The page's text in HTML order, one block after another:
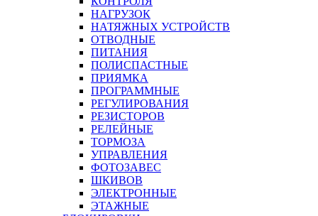
НАГРУЗОК
НАТЯЖНЫХ УСТРОЙСТВ
ОТВОДНЫЕ
ПИТАНИЯ
ПОЛИСПАСТНЫЕ
ПРИЯМКА
ПРОГРАММНЫЕ
РЕГУЛИРОВАНИЯ
РЕЗИСТОРОВ
РЕЛЕЙНЫЕ
ТОРМОЗА
УПРАВЛЕНИЯ
ФОТОЗАВЕС
ШКИВОВ
ЭЛЕКТРОННЫЕ
ЭТАЖНЫЕ